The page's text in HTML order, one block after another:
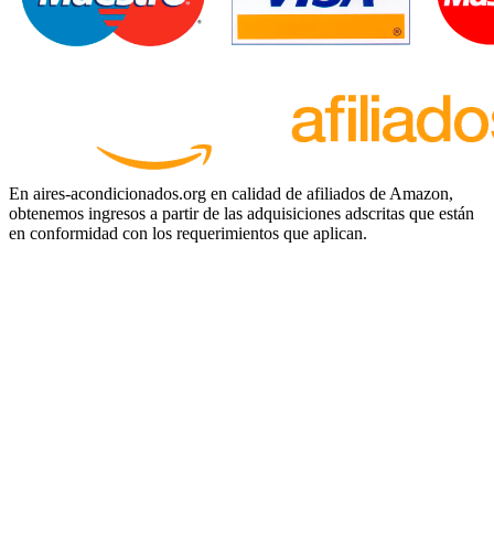
En aires-acondicionados.org en calidad de afiliados de Amazon,
obtenemos ingresos a partir de las adquisiciones adscritas que están
en conformidad con los requerimientos que aplican.